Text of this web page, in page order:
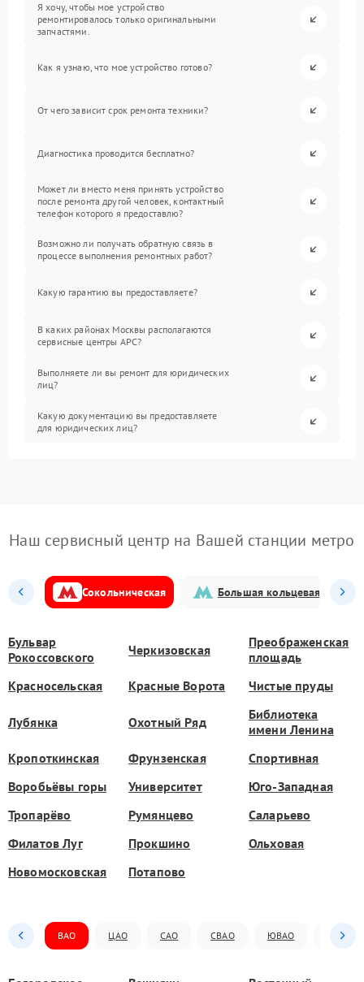
Я хочу, чтобы мое устройство
ремонтировалось только оригинальными
запчастями.
Как я узнаю, что мое устройство готово?
От чего зависит срок ремонта техники?
Диагностика проводится бесплатно?
Может ли вместо меня принять устройство
после ремонта другой человек, контактный
телефон которого я предоставлю?
Возможно ли получать обратную связь в
процессе выполнения ремонтных работ?
Какую гарантию вы предоставляете?
В каких районах Москвы располагаются
сервисные центры APC?
Выполняете ли вы ремонт для юридических
лиц?
Какую документацию вы предоставляете
для юридических лиц?
Наш сервисный центр на Вашей станции метро
Сокольническая Большая кольцевая
Бульвар
Рокоссовского
Черкизовская
Преображенская
площадь
Красносельская
Красные Ворота Чистые пруды
Лубянка Охотный Ряд
Библиотека
имени Ленина
Кропоткинская
Фрунзенская
Спортивная
Воробьёвы горы
Университет
Юго-Западная
Тропарёво
Румянцево
Саларьево
Филатов Луг
Прокшино
Ольховая
Новомосковская
Потапово
ВАО ЦАО САО СВАО ЮВАО ЮАО